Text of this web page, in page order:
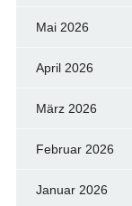
Mai 2026
April 2026
März 2026
Februar 2026
Januar 2026